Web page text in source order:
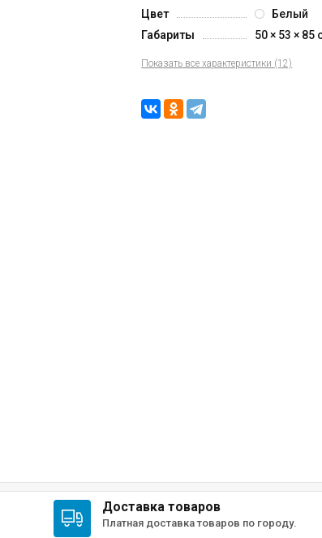
Цвет
Белый
Габариты
50 × 53 × 85
Показать все характеристики (12)
Доставка товаров
Платная доставка товаров по городу.